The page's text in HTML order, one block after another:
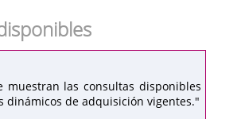
muestran las consultas disponibles
dinámicos de adquisición vigentes."